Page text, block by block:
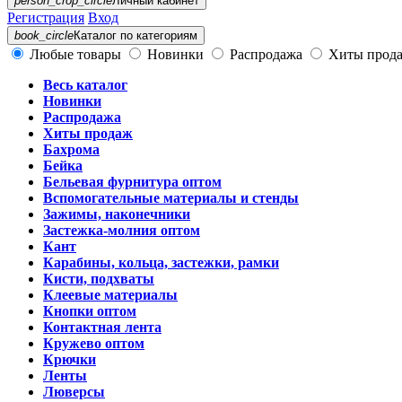
Регистрация Вход
book_circleКаталог по категориям
Любые товары Новинки Распродажа
Хиты
Весь каталог
Новинки
Распродажа
Хиты продаж
Бахрома
Бейка
Бельевая фурнитура оптом
Вспомогательные материалы и стенды
Зажимы, наконечники
Застежка-молния оптом
Кант
Карабины, кольца, застежки, рамки
Кисти, подхваты
Клеевые материалы
Кнопки оптом
Контактная лента
Кружево оптом
Крючки
Ленты
Люверсы